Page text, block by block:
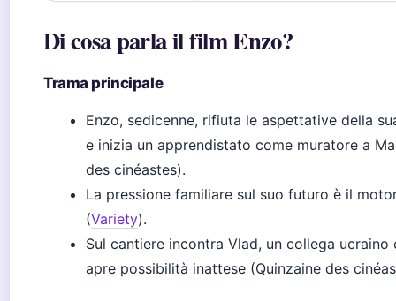
Di cosa parla il film Enzo?
Trama principale
Enzo, sedicenne, rifiuta le aspettative della
e inizia un apprendistato come muratore a
des cinéastes).
La pressione familiare sul suo futuro è il
(Variety).
Sul cantiere incontra Vlad, un collega
apre possibilità inattese (Quinzaine des